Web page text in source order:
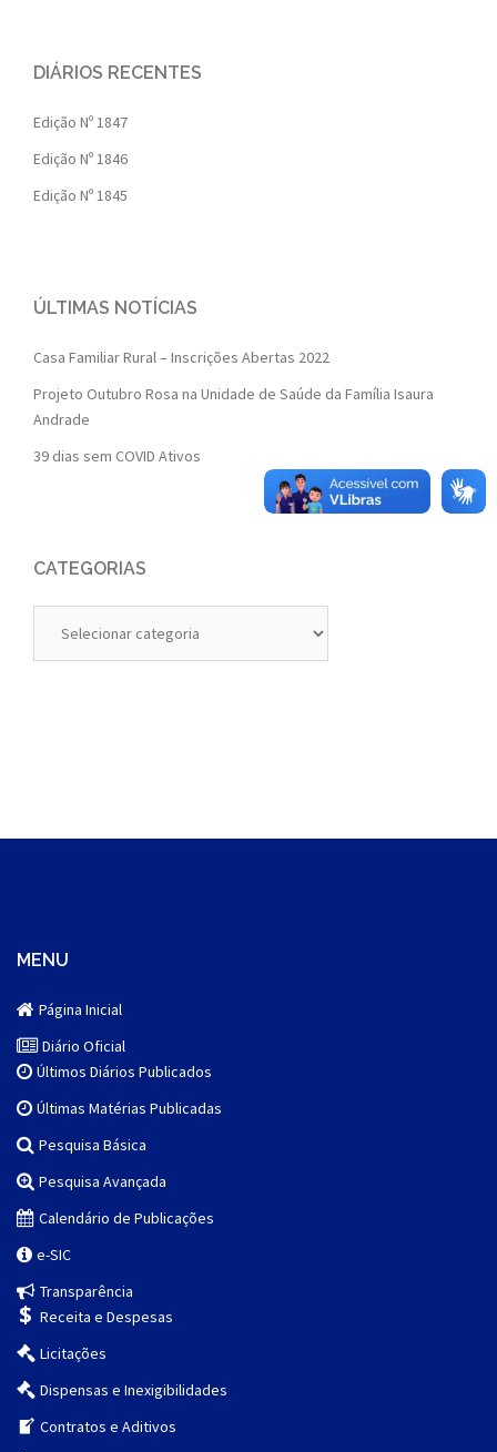
DIÁRIOS RECENTES
Edição Nº 1847
Edição Nº 1846
Edição Nº 1845
ÚLTIMAS NOTÍCIAS
Casa Familiar Rural – Inscrições Abertas 2022
Projeto Outubro Rosa na Unidade de Saúde da Família Isaura
Andrade
39 dias sem COVID Ativos
CATEGORIAS
MENU
Página Inicial
Diário Oficial
Últimos Diários Publicados
Últimas Matérias Publicadas
Pesquisa Básica
Pesquisa Avançada
Calendário de Publicações
e-SIC
Transparência
Receita e Despesas
Licitações
Dispensas e Inexigibilidades
Contratos e Aditivos